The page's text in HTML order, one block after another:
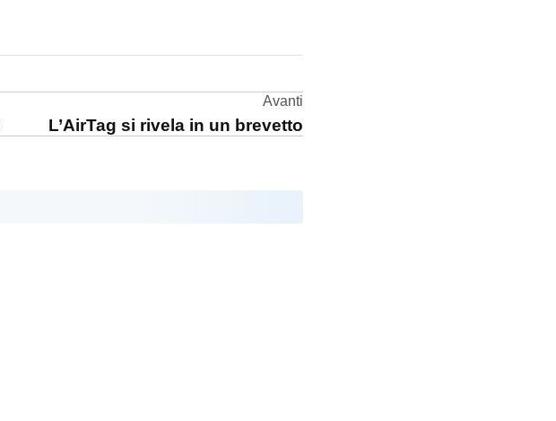
Avanti
L’AirTag si rivela in un brevetto